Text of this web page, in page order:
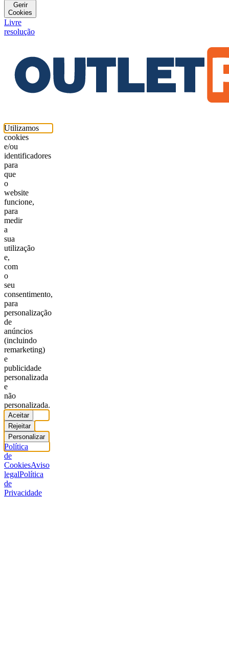
Gerir
Cookies
Livre
resolução
Utilizamos
cookies
e/ou
identificadores
para
que
o
website
funcione,
para
medir
a
sua
utilização
e,
com
o
seu
consentimento,
para
personalização
de
anúncios
(incluindo
remarketing)
e
publicidade
personalizada
e
não
personalizada.
Aceitar
Rejeitar
Personalizar
Política
de
CookiesAviso
legalPolítica
de
Privacidade